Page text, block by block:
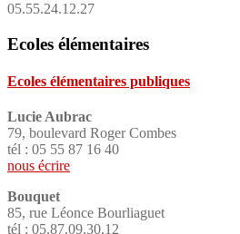
05.55.24.12.27
Ecoles élémentaires
Ecoles élémentaires publiques
Lucie Aubrac
79, boulevard Roger Combes
tél : 05 55 87 16 40
nous écrire
Bouquet
85, rue Léonce Bourliaguet
tél : 05.87.09.30.12